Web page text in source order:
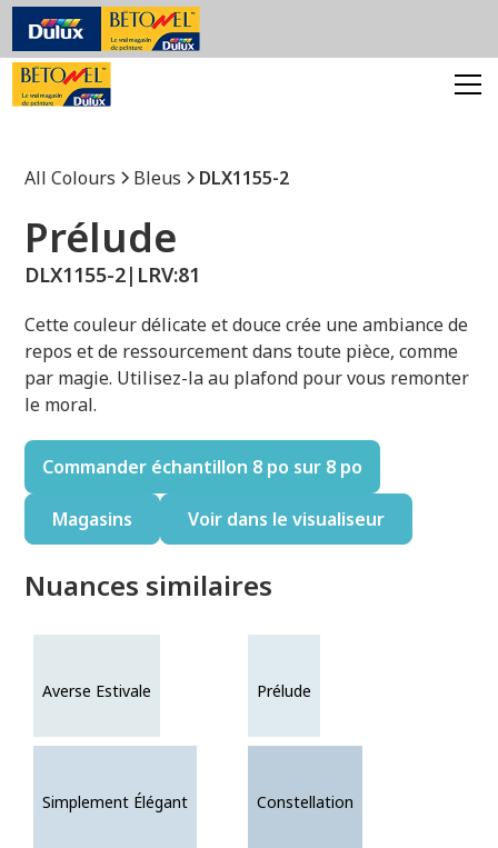
All Colours Bleus DLX1155-2
Prélude
DLX1155-2| LRV:81
Cette couleur délicate et douce crée une ambiance de
repos et de ressourcement dans toute pièce, comme
par magie. Utilisez-la au plafond pour vous remonter
le moral.
Commander échantillon 8 po sur 8 po
Magasins Voir dans le visualiseur
Nuances similaires
Averse Estivale Prélude
Simplement Élégant Constellation